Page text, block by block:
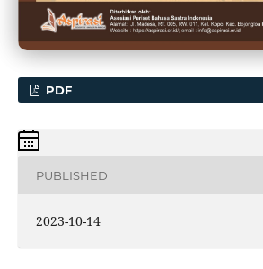
PDF
PUBLISHED
2023-10-14